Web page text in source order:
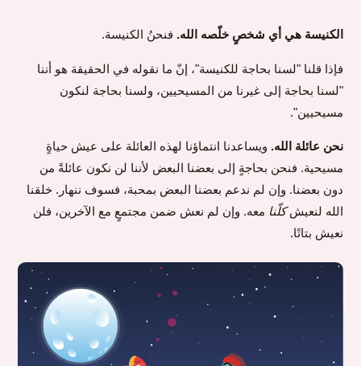
الكنيسة هي أي شخصٍ خلّصه الله. فنحنُ الكنيسة.
فإذا قلنا "لسنا بحاجة للكنيسة"، إنّ ما نقوله في الحقيقة هو أننا
"لسنا بحاجة إلى غيرنا من المسيحيين، ولسنا بحاجة لنكون
مسيحيين".
نحن عائلة الله. ويساعدنا انتماؤنا لهذه العائلة على عيش حياةٍ
مسيحية. فنحن بحاجةٍ إلى بعضنا البعض لأننا لن نكون عائلةً من
دون بعضنا. وإن لم ندعم بعضنا البعض بمحبة، فسوف ننهار. خلقنا
الله لنعيشكلّنا معه. وإن لم نعش ضمن مجتمعٍ مع الآخرين، فلن
نعيش بتاتًا.